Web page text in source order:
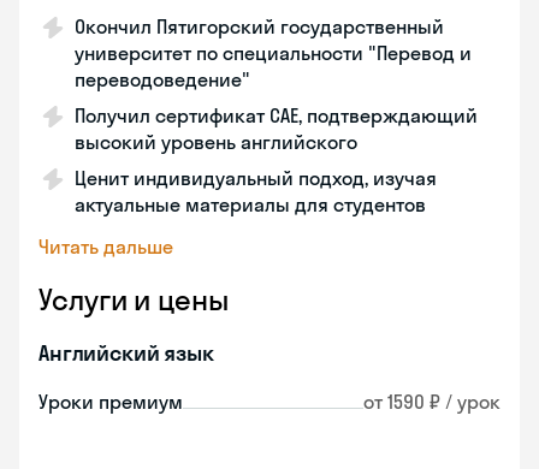
Окончил Пятигорский государственный
университет по специальности "Перевод и
переводоведение"
Получил сертификат CAE, подтверждающий
высокий уровень английского
Ценит индивидуальный подход, изучая
актуальные материалы для студентов
Читать дальше
Услуги и цены
Английский язык
Уроки премиум от 1590 ₽ / урок